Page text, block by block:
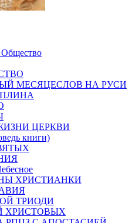
Общество
МЕСЯЦЕСЛОВ НА РУСИ
ЦЕРКВИ
книги)
ХРИСТИАНКИ
ТРИОДИ
ХРИСТОВЫХ